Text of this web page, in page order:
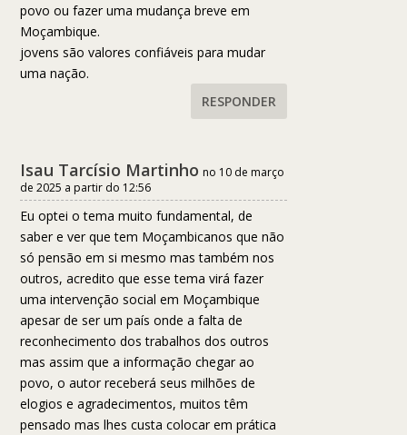
povo ou fazer uma mudança breve em
Moçambique.
jovens são valores confiáveis para mudar
uma nação.
RESPONDER
Isau Tarcísio Martinho no 10 de março
de 2025 a partir do 12:56
Eu optei o tema muito fundamental, de
saber e ver que tem Moçambicanos que não
só pensão em si mesmo mas também nos
outros, acredito que esse tema virá fazer
uma intervenção social em Moçambique
apesar de ser um país onde a falta de
reconhecimento dos trabalhos dos outros
mas assim que a informação chegar ao
povo, o autor receberá seus milhões de
elogios e agradecimentos, muitos têm
pensado mas lhes custa colocar em prática